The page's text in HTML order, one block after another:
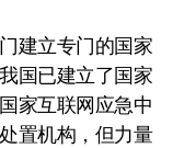
建立专门的国家
国已建立了国家
家互联网应急中
置机构，但力量